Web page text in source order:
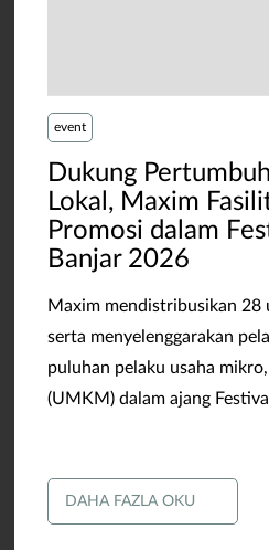
event
Dukung
Lokal, Maxim
Promosi dalam
Banjar 2026
Maxim mendistribusikan 28
serta menyelenggarakan
puluhan pelaku usaha
(UMKM) dalam ajang
DAHA FAZLA OKU